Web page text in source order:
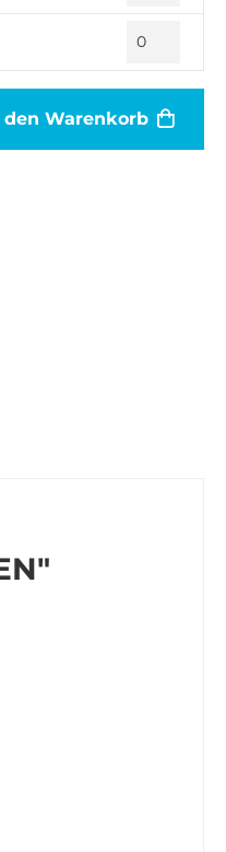
Warenkorb